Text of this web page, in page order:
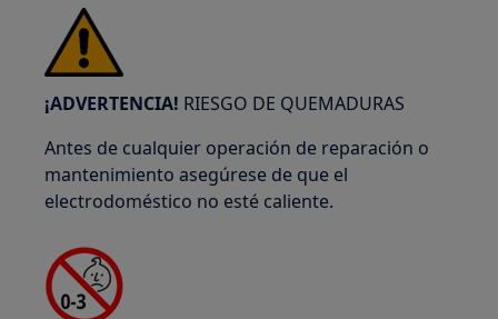
¡ADVERTENCIA! RIESGO DE QUEMADURAS
Antes de cualquier operación de reparación o
mantenimiento asegúrese de que el
electrodoméstico no esté caliente.